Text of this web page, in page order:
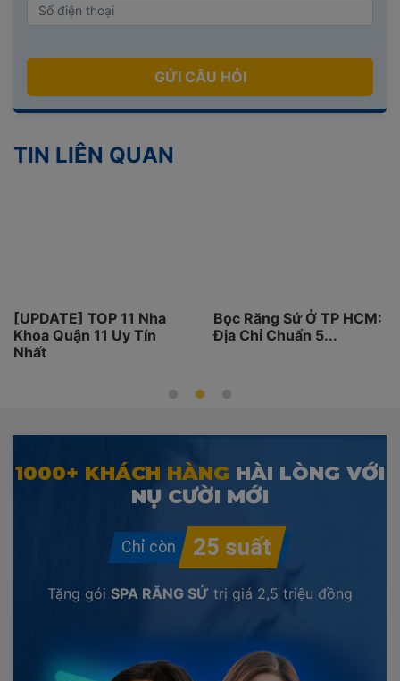
GỬI CÂU HỎI
TIN LIÊN QUAN
Bọc Răng Sứ Ở TP HCM:
Địa Chỉ Chuẩn 5...
11 Phòng Khám
Khoa Ở Huế Tốt
1000+ KHÁCH HÀNG HÀI LÒNG VỚI
NỤ CƯỜI MỚI
Tặng gói SPA RĂNG SỨ trị giá 2,5 triệu đồng